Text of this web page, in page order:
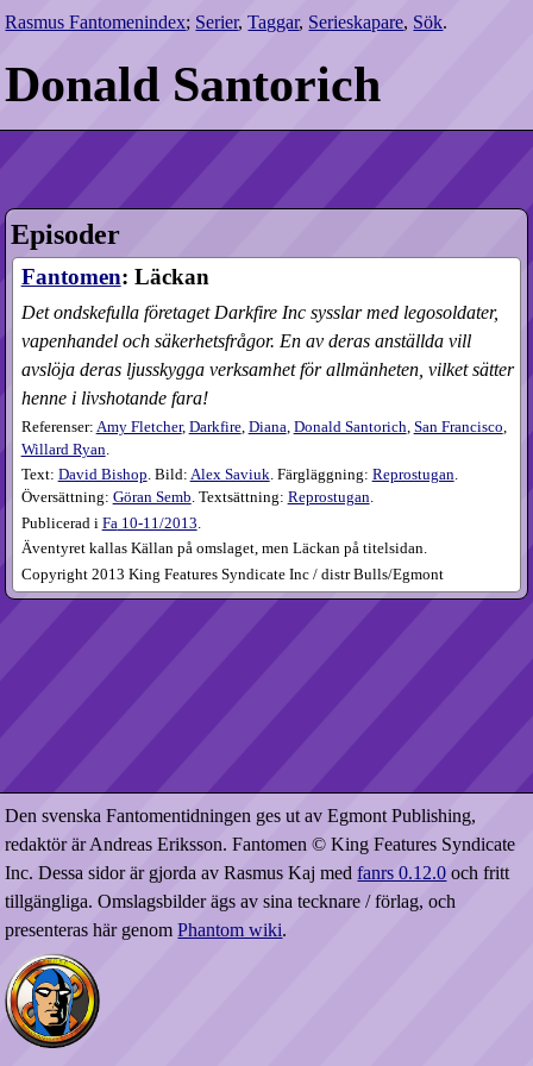
Rasmus Fantomenindex; Serier,Taggar, Serieskapare, Sök.
Donald Santorich
Episoder
Fantomen: Läckan
Det ondskefulla företaget Darkfire Inc sysslar med legosoldater,
vapenhandel och säkerhetsfrågor. En av deras anställda vill
avslöja deras ljusskygga verksamhet för allmänheten, vilket sätter
henne i livshotande fara!
Referenser: Amy Fletcher, Darkfire, Diana, Donald Santorich, San Francisco,
Willard Ryan.
Text: David Bishop. Bild: Alex Saviuk. Färgläggning: Reprostugan.
Översättning: Göran Semb. Textsättning: Reprostugan.
Publicerad i Fa10-11​/2013.
Äventyret kallas Källan på omslaget, men Läckan på titelsidan.
Copyright 2013 King Features Syndicate Inc / distr Bulls/Egmont
Den svenska Fantomentidningen ges ut av Egmont Publishing,
redaktör är Andreas Eriksson. Fantomen © King Features Syndicate
Inc. Dessa sidor är gjorda av Rasmus Kaj medfanrs 0.12.0 och fritt
tillgängliga. Omslagsbilder ägs av sina tecknare / förlag, och
presenteras här genomPhantom wiki.